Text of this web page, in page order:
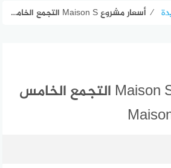
⁄ أسعار مشروع Maison S التجمع الخامس Maison S New Cairo
أسعار مشروع Maison S التجمع الخامس